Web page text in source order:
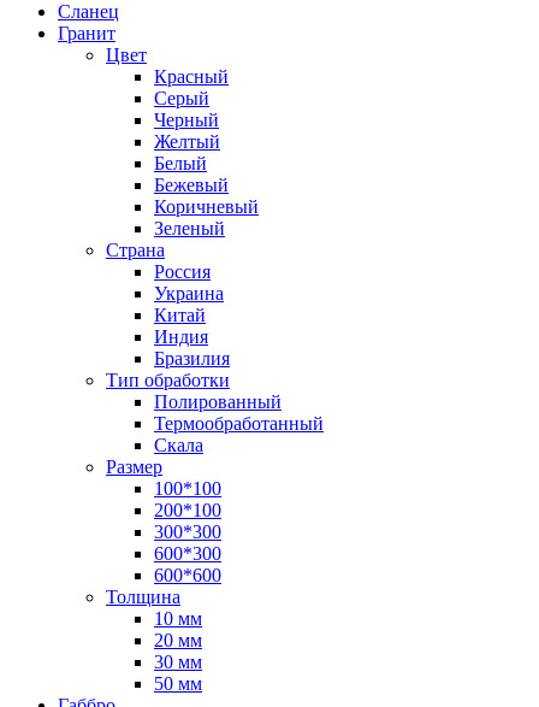
Сланец
Гранит
Цвет
Красный
Серый
Черный
Желтый
Белый
Бежевый
Коричневый
Зеленый
Страна
Россия
Украина
Китай
Индия
Бразилия
Тип обработки
Полированный
Термообработанный
Скала
Размер
100*100
200*100
300*300
600*300
600*600
Толщина
10 мм
20 мм
30 мм
50 мм